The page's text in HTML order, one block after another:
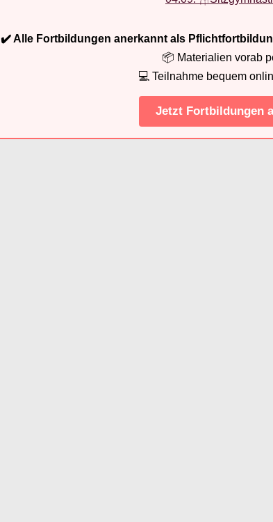
✔️ Alle Fortbildungen anerkannt als
📦 Materialien vorab
💻 Teilnahme bequem
Jetzt Fortbildungen